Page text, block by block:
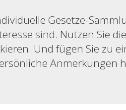
Gesetze-
sind. Nutzen Sie
Und fügen Sie zu
Anmerkungen